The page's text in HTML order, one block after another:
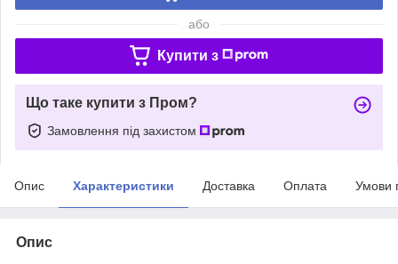
або
Купити з
Що таке купити з Пром?
Замовлення під захистом
Опис Характеристики Доставка Оплата Умови
Опис